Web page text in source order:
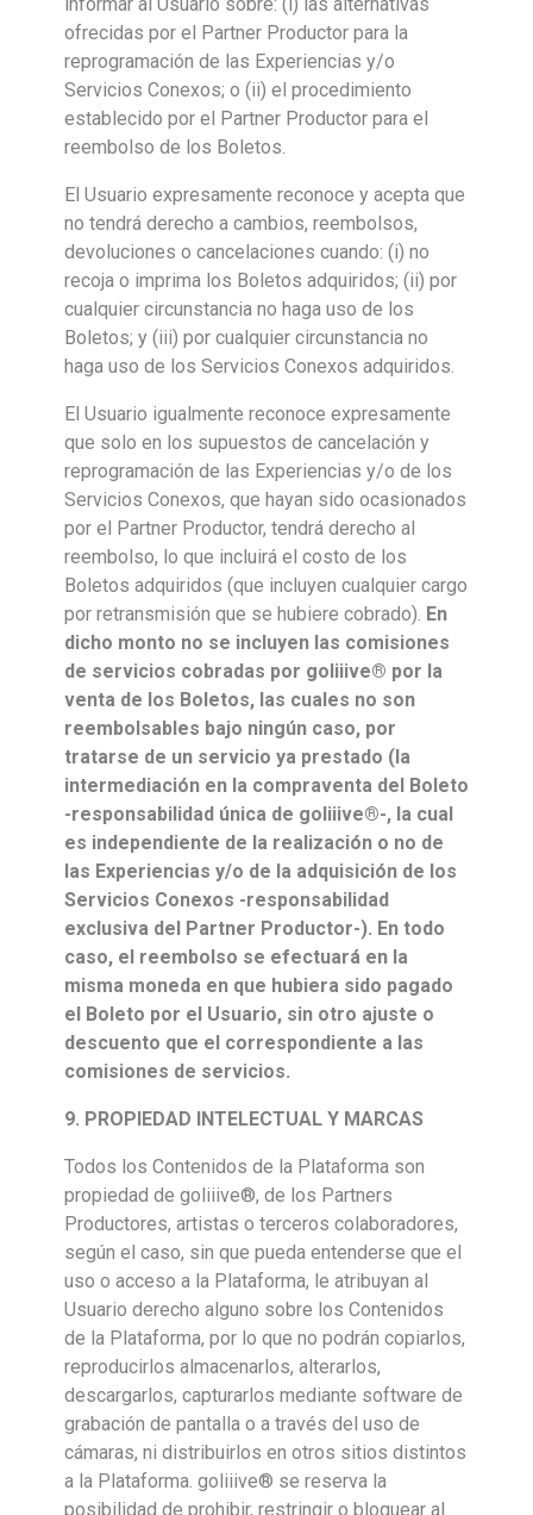
informar al Usuario sobre: (i) las alternativas
ofrecidas por el Partner Productor para la
reprogramación de las Experiencias y/o
Servicios Conexos; o (ii) el procedimiento
establecido por el Partner Productor para el
reembolso de los Boletos.
El Usuario expresamente reconoce y acepta que
no tendrá derecho a cambios, reembolsos,
devoluciones o cancelaciones cuando: (i) no
recoja o imprima los Boletos adquiridos; (ii) por
cualquier circunstancia no haga uso de los
Boletos; y (iii) por cualquier circunstancia no
haga uso de los Servicios Conexos adquiridos.
El Usuario igualmente reconoce expresamente
que solo en los supuestos de cancelación y
reprogramación de las Experiencias y/o de los
Servicios Conexos, que hayan sido ocasionados
por el Partner Productor, tendrá derecho al
reembolso, lo que incluirá el costo de los
Boletos adquiridos (que incluyen cualquier cargo
por retransmisión que se hubiere cobrado). En
dicho monto no se incluyen las comisiones
de servicios cobradas por goliiive® por la
venta de los Boletos, las cuales no son
reembolsables bajo ningún caso, por
tratarse de un servicio ya prestado (la
intermediación en la compraventa del Boleto
-responsabilidad única de goliiive®-, la cual
es independiente de la realización o no de
las Experiencias y/o de la adquisición de los
Servicios Conexos -responsabilidad
exclusiva del Partner Productor-). En todo
caso, el reembolso se efectuará en la
misma moneda en que hubiera sido pagado
el Boleto por el Usuario, sin otro ajuste o
descuento que el correspondiente a las
comisiones de servicios.
9. PROPIEDAD INTELECTUAL Y MARCAS
Todos los Contenidos de la Plataforma son
propiedad de goliiive®, de los Partners
Productores, artistas o terceros colaboradores,
según el caso, sin que pueda entenderse que el
uso o acceso a la Plataforma, le atribuyan al
Usuario derecho alguno sobre los Contenidos
de la Plataforma, por lo que no podrán copiarlos,
reproducirlos almacenarlos, alterarlos,
descargarlos, capturarlos mediante software de
grabación de pantalla o a través del uso de
cámaras, ni distribuirlos en otros sitios distintos
a la Plataforma. goliiive® se reserva la
posibilidad de prohibir, restringir o bloquear al